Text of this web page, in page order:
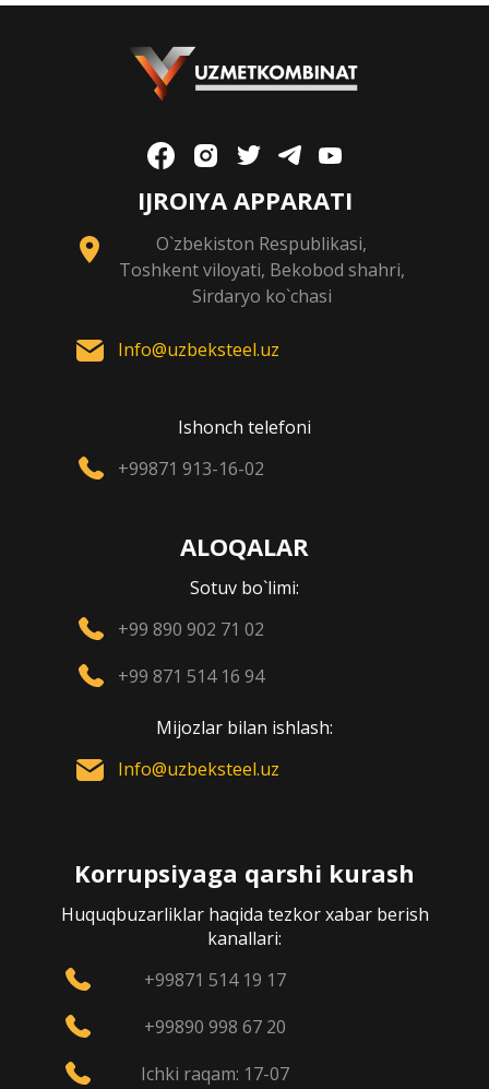
IJROIYA APPARATI
O`zbekiston Respublikasi,
Toshkent viloyati, Bekobod shahri,
Sirdaryo ko`chasi
Info@uzbeksteel.uz
Ishonch telefoni
+99871 913-16-02
ALOQALAR
Sotuv bo`limi:
+99 890 902 71 02
+99 871 514 16 94
Mijozlar bilan ishlash:
Info@uzbeksteel.uz
Korrupsiyaga qarshi kurash
Huquqbuzarliklar haqida tezkor xabar berish
kanallari:
+99871 514 19 17
+99890 998 67 20
Ichki raqam: 17-07